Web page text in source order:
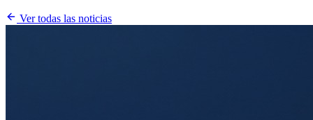
Ver todas las noticias